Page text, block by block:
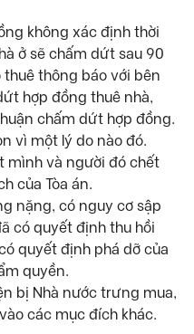
không xác định thời
ở sẽ chấm dứt sau 90
thông báo với bên
hợp đồng thuê nhà,
chấm dứt hợp đồng.
vì một lý do nào đó.
mình và người đó chết
của Tòa án.
nặng, có nguy cơ sập
có quyết định thu hồi
quyết định phá dỡ của
quyền.
bị Nhà nước trưng mua,
các mục đích khác.